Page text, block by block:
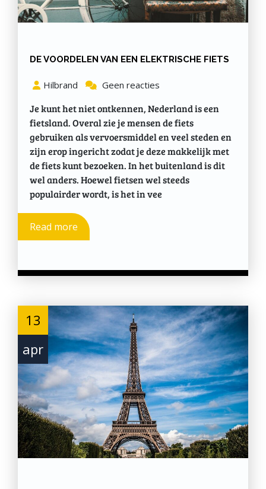
DE VOORDELEN VAN EEN ELEKTRISCHE FIETS
Hilbrand Geen reacties
Je kunt het niet ontkennen, Nederland is een
fietsland. Overal zie je mensen de fiets
gebruiken als vervoersmiddel en veel steden en
zijn erop ingericht zodat je deze makkelijk met
de fiets kunt bezoeken. In het buitenland is dit
wel anders. Hoewel fietsen wel steeds
populairder wordt, is het in vee
Read more
13
apr